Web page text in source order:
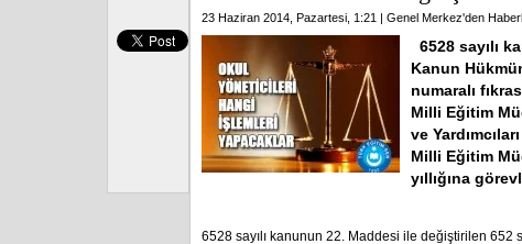
23 Haziran 2014, Pazartesi, 1:21 | Genel Merkez'den
6528 sayılı
Kanun
numaralı
Milli Eğitim
ve
Milli Eğitim
yıllığına
6528 sayılı kanunun 22. Maddesi ile değiştirilen 652